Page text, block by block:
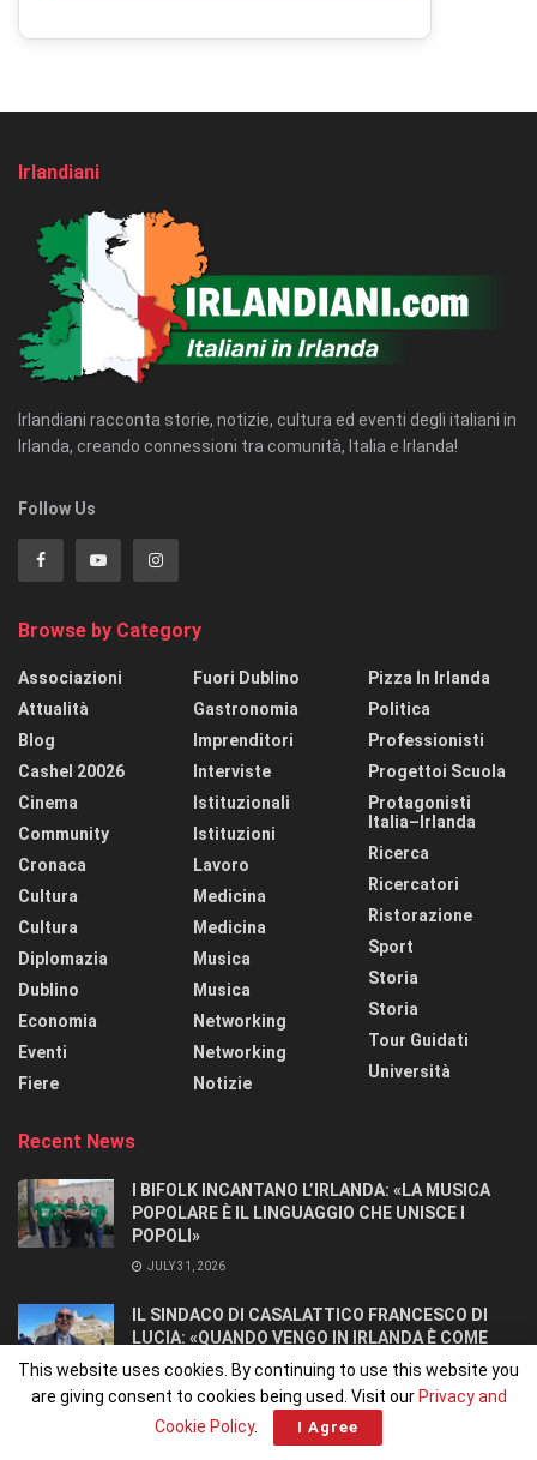
Irlandiani
Irlandiani racconta storie, notizie, cultura ed eventi degli italiani in
Irlanda, creando connessioni tra comunità, Italia e Irlanda!
Follow Us
Browse by Category
Associazioni
Attualità
Blog
Cashel 20026
Cinema
Community
Cronaca
Cultura
Cultura
Diplomazia
Dublino
Economia
Eventi
Fiere
Fuori Dublino
Gastronomia
Imprenditori
Interviste
Istituzionali
Istituzioni
Lavoro
Medicina
Medicina
Musica
Musica
Networking
Networking
Notizie
Pizza In Irlanda
Politica
Professionisti
Progettoi Scuola
Protagonisti
Italia–Irlanda
Ricerca
Ricercatori
Ristorazione
Sport
Storia
Storia
Tour Guidati
Università
Recent News
I BIFOLK INCANTANO L’IRLANDA: «LA MUSICA
POPOLARE È IL LINGUAGGIO CHE UNISCE I
POPOLI»
JULY 31, 2026
IL SINDACO DI CASALATTICO FRANCESCO DI
LUCIA: «QUANDO VENGO IN IRLANDA È COME
TORNARE A CASA».
JULY 27, 2026
This website uses cookies. By continuing to use this website you
are giving consent to cookies being used. Visit our Privacy and
Cookie Policy. I Agree